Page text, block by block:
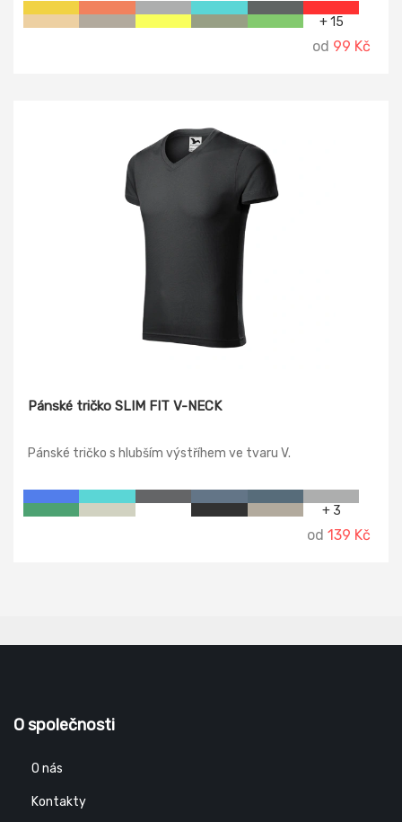
+ 15
od 99 Kč
Pánské tričko SLIM FIT V-NECK
Pánské tričko s hlubším výstříhem ve tvaru V.
+ 3
od 139 Kč
O společnosti
O nás
Kontakty